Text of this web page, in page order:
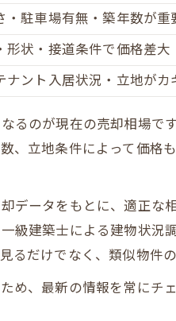
不動産売却に最適な方法
中野町で選ばれる不
仲介売却と買取のメ
不動産売却方法を選
売却タイミングの見
不動産売却に必要な
不動産売却で資産価
売却前に行うべき物
中野町の不動産売却
不動産売却時の税金
・駐車場有無・築年数が重
形状・接道条件で価格差大
ナント入居状況・立地がカ
るのが現在の売却相場
、立地条件によって価
データをもとに、適正
級建築士による建物状
だけでなく、類似物件
め、最新の情報を常に